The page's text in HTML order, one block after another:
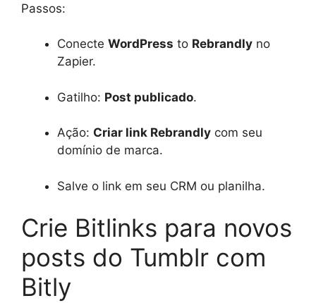
Passos:
Conecte WordPress to Rebrandly no
Zapier.
Gatilho: Post publicado.
Ação: Criar link Rebrandly com seu
domínio de marca.
Salve o link em seu CRM ou planilha.
Crie Bitlinks para novos
posts do Tumblr com
Bitly